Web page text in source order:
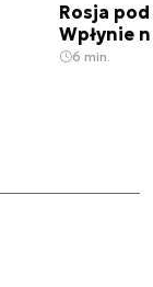
Rosja
Wpłynie
6 min.